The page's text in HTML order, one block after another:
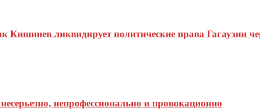
ликвидирует политические права Гагаузии
непрофессионально и провокационно